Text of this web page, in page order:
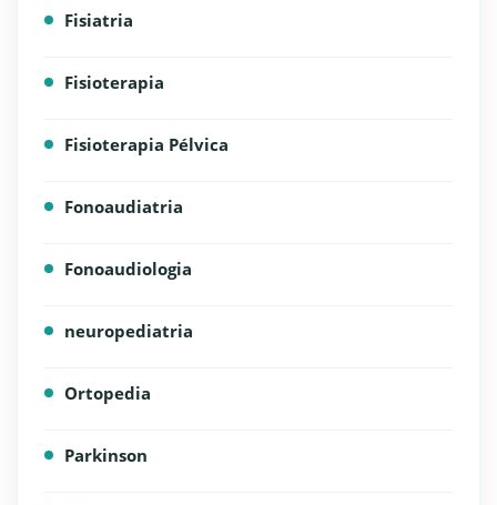
Fisiatria
Fisioterapia
Fisioterapia Pélvica
Fonoaudiatria
Fonoaudiologia
neuropediatria
Ortopedia
Parkinson